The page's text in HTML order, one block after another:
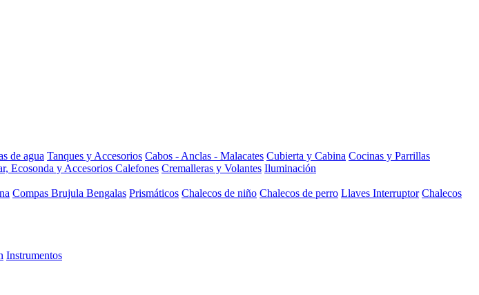
de agua Tanques y Accesorios Cabos - Anclas - Malacates Cubierta y Cabina Cocinas y Parrillas
Ecosonda y Accesorios Calefones Cremalleras y Volantes Iluminación
Compas Brujula Bengalas Prismáticos Chalecos de niño Chalecos de perro Llaves Interruptor Chalecos
Instrumentos